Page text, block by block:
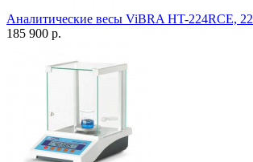
Аналитические весы ViBRA HT-224RCE,
185 900 р.